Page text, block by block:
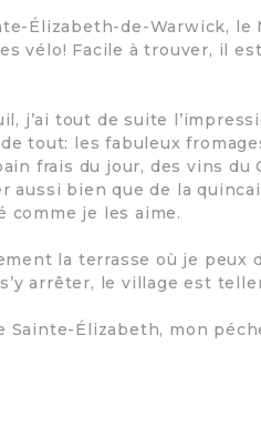
Élizabeth-de-Warwick, le
vélo! Facile à trouver, il
j’ai tout de suite
tout: les fabuleux
frais du jour, des vins du
aussi bien que de la
comme je les aime.
la terrasse où je peux
arrêter, le village est
Sainte-Élizabeth, mon